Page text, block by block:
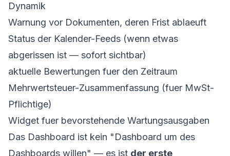
Dynamik
Warnung vor Dokumenten, deren Frist ablaeuft
Status der Kalender-Feeds (wenn etwas
abgerissen ist — sofort sichtbar)
aktuelle Bewertungen fuer den Zeitraum
Mehrwertsteuer-Zusammenfassung (fuer MwSt-
Pflichtige)
Widget fuer bevorstehende Wartungsausgaben
Das Dashboard ist kein "Dashboard um des
Dashboards willen" — es ist der erste